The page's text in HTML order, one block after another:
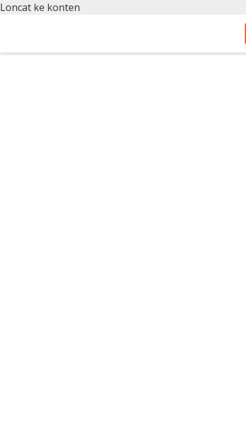
Loncat ke konten